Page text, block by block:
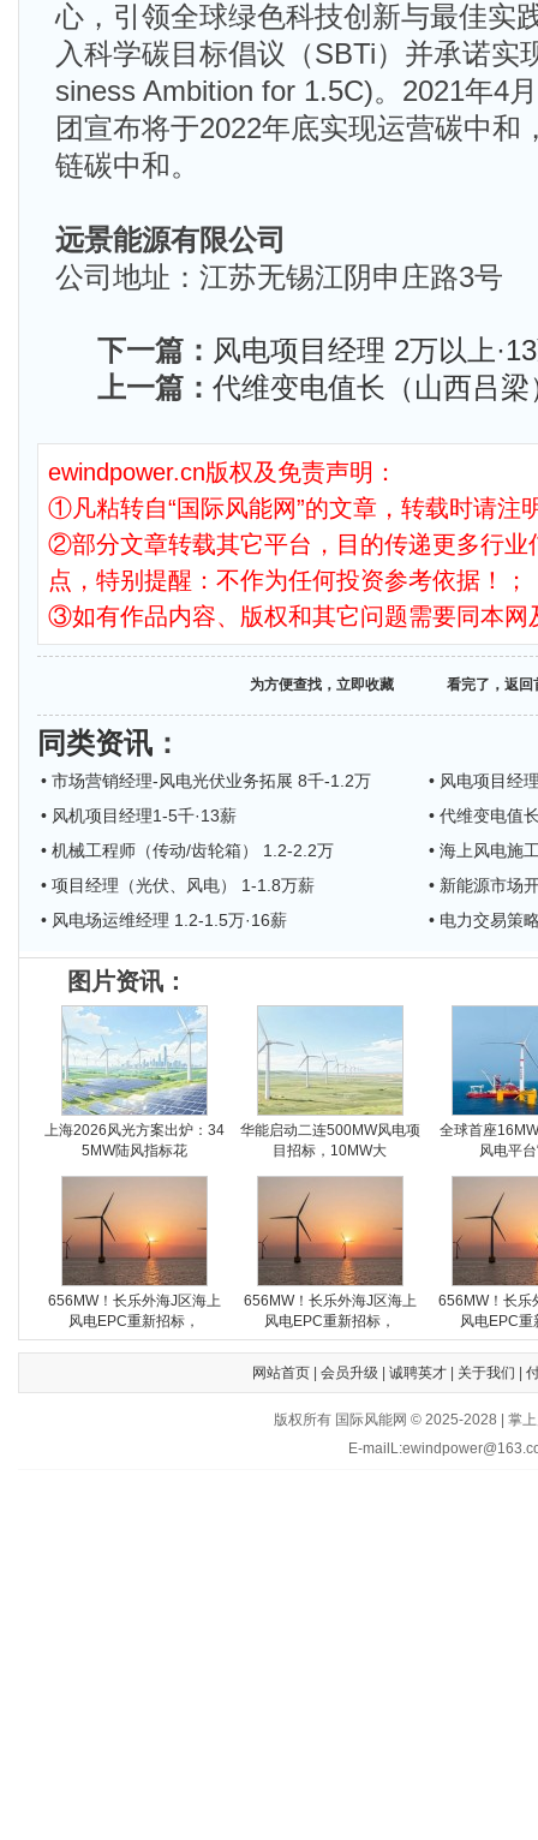
心，引领全球绿色科技创新与最佳实
入科学碳目标倡议（SBTi）并承诺实
siness Ambition for 1.5C)。2021年4
团宣布将于2022年底实现运营碳中和
链碳中和。
远景能源有限公司
公司地址：江苏无锡江阴申庄路3号
下一篇： 风电项目经理 2万以上
上一篇： 代维变电值长（山西吕
ewindpower.cn版权及免责声明：
①凡粘转自“国际风能网”的文章，转载时请注
②部分文章转载其它平台，目的传递更多行业
点，特别提醒：不作为任何投资参考依据！；
③如有作品内容、版权和其它问题需要同本网
为方便查找，立即收藏 看完了，返回
同类资讯 ：
• 市场营销经理-风电光伏业务拓展 8千-1.2万
• 风电项目经
• 风机项目经理1-5千·13薪
• 代维变电值
• 机械工程师（传动/齿轮箱） 1.2-2.2万
• 海上风电施
• 项目经理（光伏、风电） 1-1.8万薪
• 新能源市场
• 风电场运维经理 1.2-1.5万·16薪
• 电力交易策
图片资讯：
上海2026风光方案出炉：34
5MW陆风指标花
华能启动二连500MW风电项
目招标，10MW大
全球首座
风电平
656MW！长乐外海J区海上
风电EPC重新招标，
656MW！长乐外海J区海上
风电EPC重新招标，
656MW！长乐
风电EPC重
网站首页| 会员升级 诚聘英才| 关于我们
版权所有 国际风能网 © 2025-2028 | 掌
E-